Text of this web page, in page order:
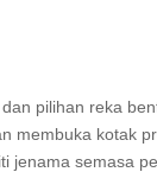
pilihan reka
membuka kotak
jenama semasa